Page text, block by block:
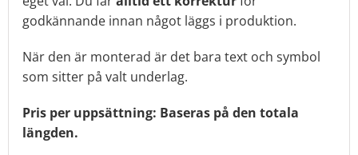
godkännande innan något läggs i produktion.
När den är monterad är det bara text och symbol
som sitter på valt underlag.
Pris per uppsättning: Baseras på den totala
längden.